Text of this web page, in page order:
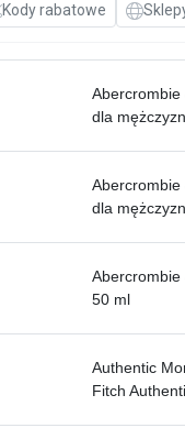
Kody rabatowe
Abercrombie
dla
Abercrombie
dla
Abercrombie
50 ml
Authentic
Fitch